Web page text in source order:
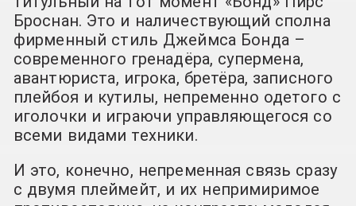
Броснан. Это и наличествующий сполна
фирменный стиль Джеймса Бонда –
современного гренадёра, супермена,
авантюриста, игрока, бретёра, записного
плейбоя и кутилы, непременно одетого с
иголочки и играючи управляющегося со
всеми видами техники.
И это, конечно, непременная связь сразу
с двумя плеймейт, и их непримиримое